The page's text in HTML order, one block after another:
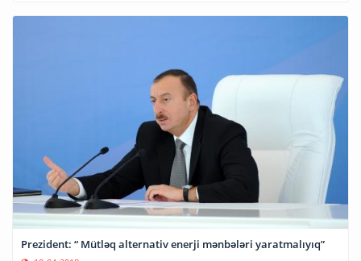
Prezident: “ Mütləq alternativ enerji mənbələri yaratmalıyıq”